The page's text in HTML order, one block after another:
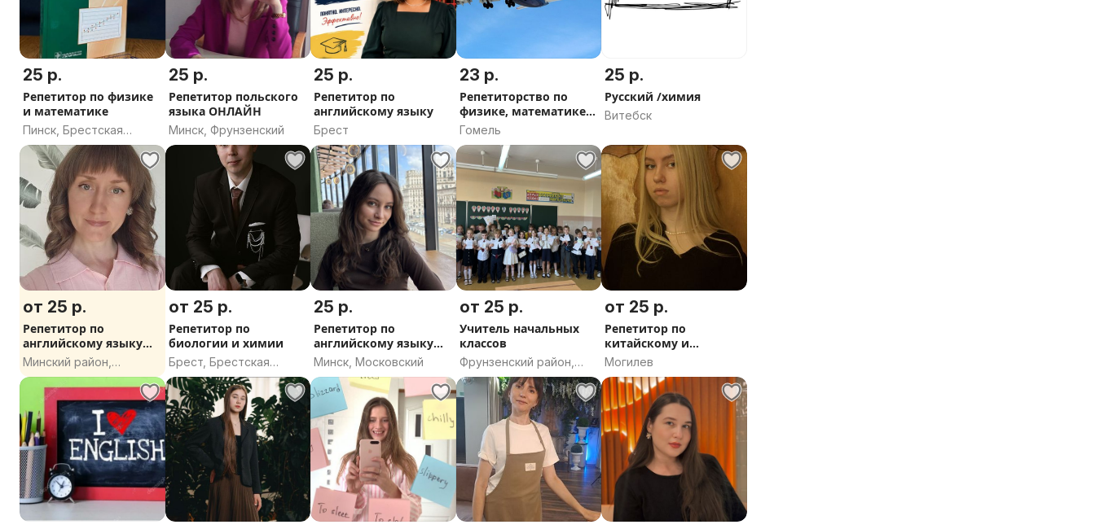
25 р.
Репетитор по физике
и математике
Пинск, Брестская
область
25 р.
Репетитор польского
языка ОНЛАЙН
Минск, Фрунзенский
25 р.
Репетитор по
английскому языку
Брест
23 р.
Репетиторство по
физике, математике,
черчению
Гомель
25 р.
Русский /химия
Витебск
от 25 р.
Репетитор по
английскому языку
онлайн
Минский район,
Минская область
от 25 р.
Репетитор по
биологии и химии
Брест, Брестская
область
25 р.
Репетитор по
английскому языку
(онлайн)
Минск, Московский
от 25 р.
Учитель начальных
классов
Фрунзенский район,
Минск
от 25 р.
Репетитор по
китайскому и
английскому языку
Могилев